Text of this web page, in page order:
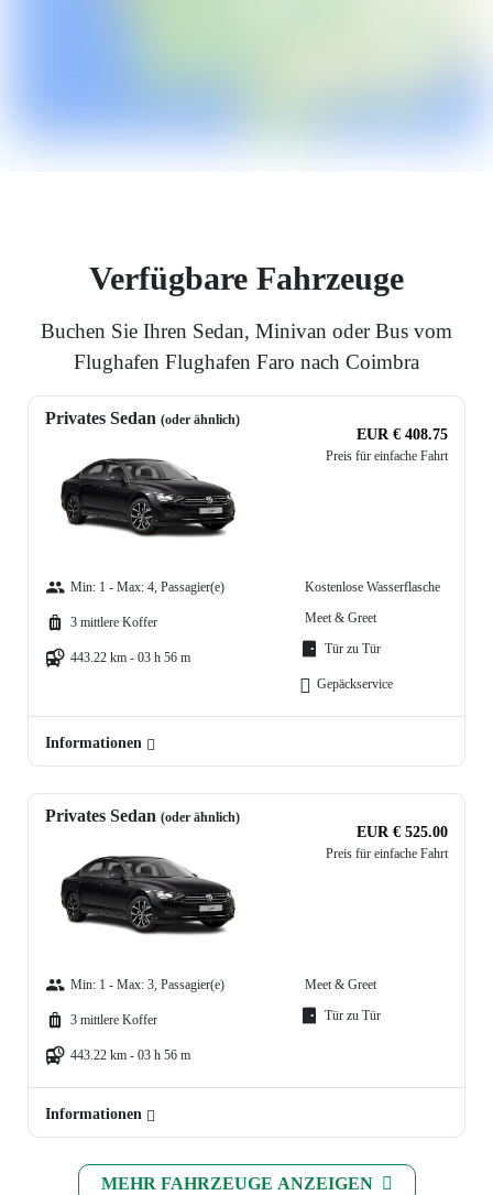
Verfügbare Fahrzeuge
Buchen Sie Ihren Sedan, Minivan oder Bus vom
Flughafen Flughafen Faro nach Coimbra
Privates Sedan (oder ähnlich)
EUR € 408.75
Preis für einfache Fahrt
Min: 1 - Max: 4, Passagier(e)
3 mittlere Koffer
443.22 km - 03 h 56 m
Kostenlose Wasserflasche
Meet & Greet
Tür zu Tür
Gepäckservice
Informationen
Privates Sedan (oder ähnlich)
EUR € 525.00
Preis für einfache Fahrt
Min: 1 - Max: 3, Passagier(e)
3 mittlere Koffer
443.22 km - 03 h 56 m
Meet & Greet
Tür zu Tür
Informationen
MEHR FAHRZEUGE ANZEIGEN